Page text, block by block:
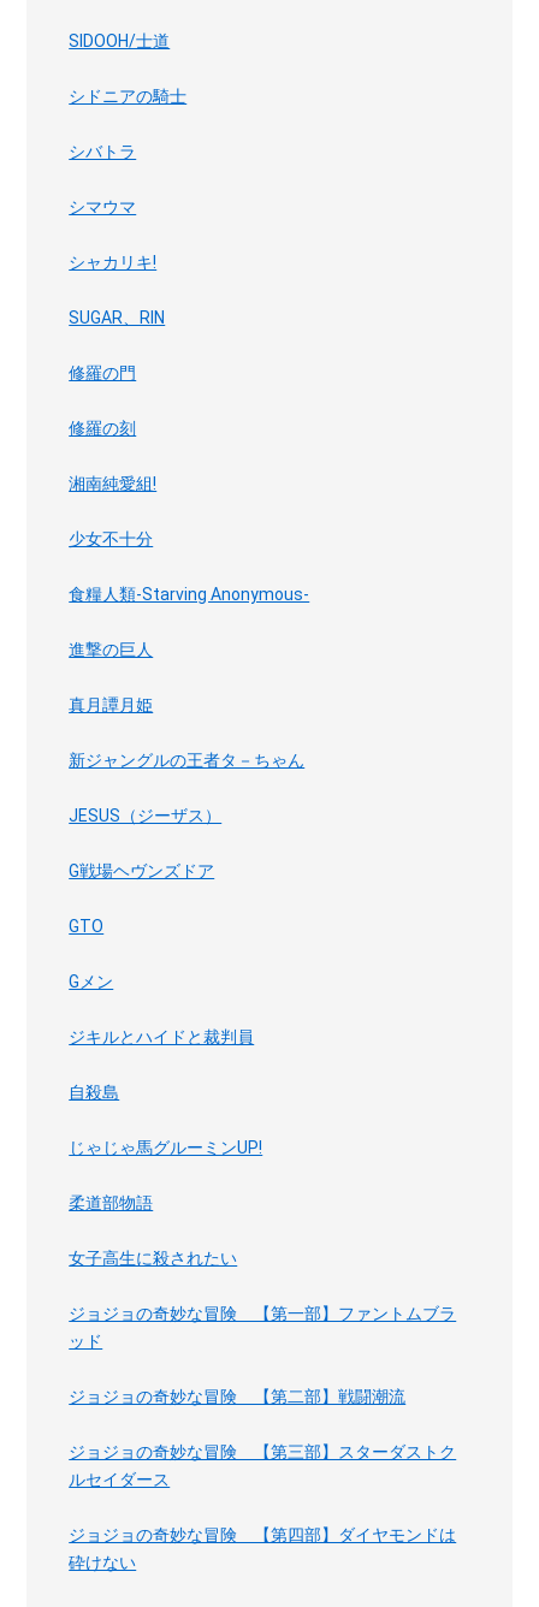
SIDOOH/士道
シドニアの騎士
シバトラ
シマウマ
シャカリキ!
SUGAR、RIN
修羅の門
修羅の刻
湘南純愛組!
少女不十分
食糧人類-Starving Anonymous-
進撃の巨人
真月譚月姫
新ジャングルの王者タ－ちゃん
JESUS（ジーザス）
G戦場ヘヴンズドア
GTO
Gメン
ジキルとハイドと裁判員
自殺島
じゃじゃ馬グルーミンUP!
柔道部物語
女子高生に殺されたい
ジョジョの奇妙な冒険 【第一部】ファントムブラ
ッド
ジョジョの奇妙な冒険 【第二部】戦闘潮流
ジョジョの奇妙な冒険 【第三部】スターダストク
ルセイダース
ジョジョの奇妙な冒険 【第四部】ダイヤモンドは
砕けない